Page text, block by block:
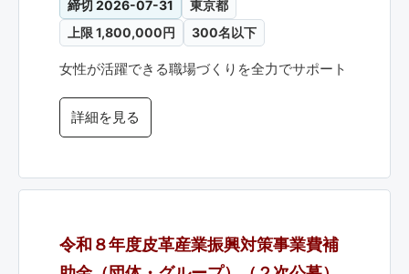
締切 2026-07-31
東京都
上限 1,800,000円
300名以下
女性が活躍できる職場づくりを全力でサポート
詳細を見る
令和８年度皮革産業振興対策事業費補